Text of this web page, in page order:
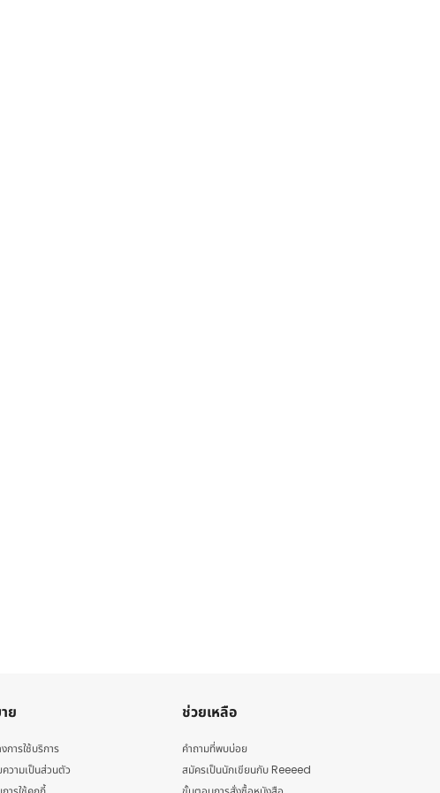
ย
การใช้บริการ
ความเป็นส่วนตัว
ช่วยเหลือ
คำถามที่พบบ่อย
สมัครเป็นนักเขียนกับ Reeeed